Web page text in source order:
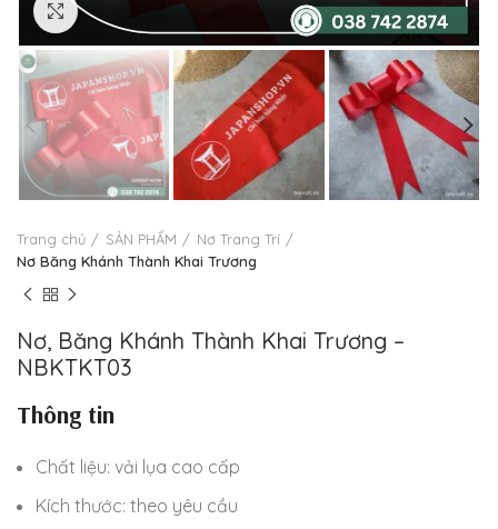
Click to enlarge
Trang chủ SẢN PHẨM
Nơ Trang Trí
Nơ Băng Khánh Thành Khai Trương
Nơ, Băng Khánh Thành Khai Trương –
NBKTKT03
Thông tin
Chất liệu: vải lụa cao cấp
Kích thước: theo yêu cầu